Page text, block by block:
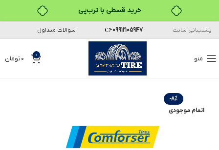
خرید قسطی با ترب‌پی
پشتیبانی سایت 09912105947
👉 سوالات متداول
منو 0
0تومان
-8%
اتمام موجودی